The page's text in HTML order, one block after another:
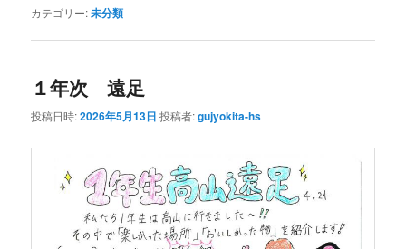
カテゴリー:未分類
１年次 遠足
投稿日時:2026年5月13日 投稿者:gujyokita-hs